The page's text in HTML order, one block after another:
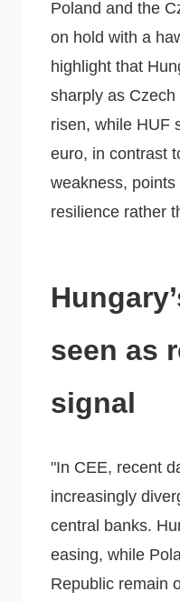
Poland and the
on hold with a
highlight that
sharply as
risen, while HUF
euro, in contrast
weakness, points
resilience rather
seen as
signal
"In CEE, recent
increasingly
central banks.
easing, while
Republic remain